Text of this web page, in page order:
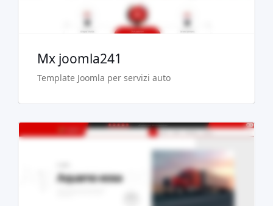
Mx joomla241
Template Joomla per servizi auto
Demo dal vivo